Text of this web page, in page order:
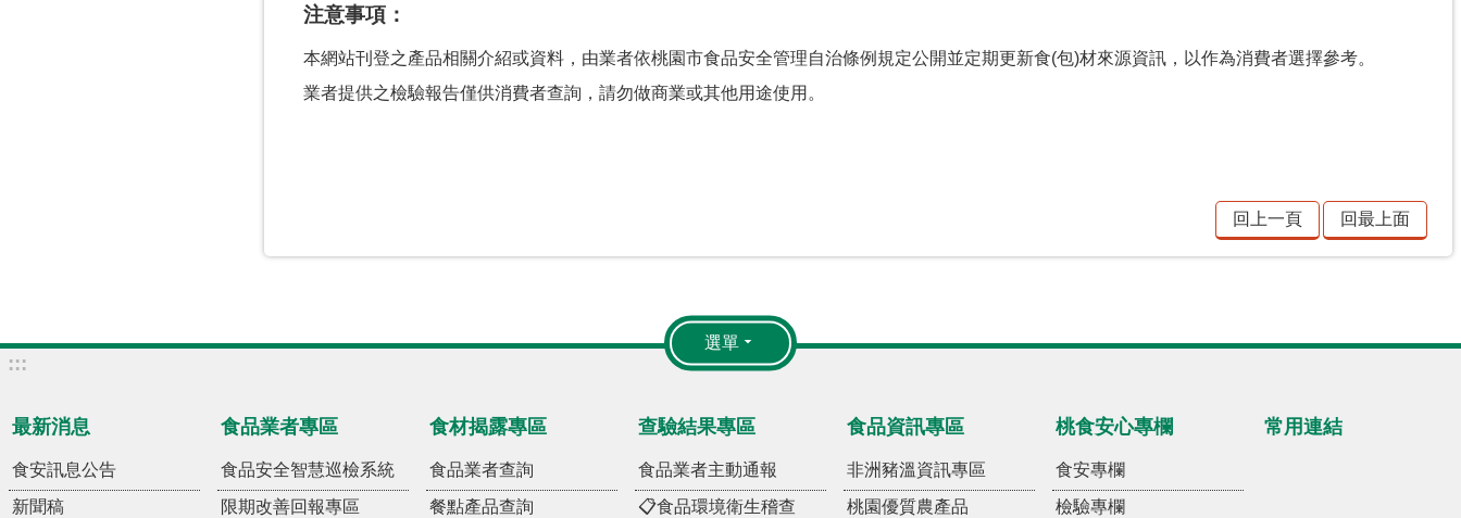
注意事項
本網站刊登之產品相關介紹或資料，由業者依桃園市食品安全管理自治條例規定公開並定期更新食(包)材來源資訊，以作為消費者選擇參考。
業者提供之檢驗報告僅供消費者查詢，請勿做商業或其他用途使用。
回上一頁 回最上面
選單
:::
最新消息
食安訊息公告
新聞稿
食品業者專區
食品安全智慧巡檢系統
限期改善回報專區
食材揭露專區
食品業者查詢
餐點產品查詢
查驗結果專區
食品業者主動通報
📋食品環境衛生稽查
食品資訊專區
非洲豬溫資訊專區
桃園優質農產品
桃食安心專欄
食安專欄
檢驗專欄
常用連結